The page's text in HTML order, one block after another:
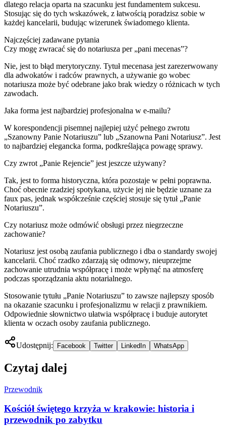
dlatego relacja oparta na szacunku jest fundamentem sukcesu.
Stosując się do tych wskazówek, z łatwością poradzisz sobie w
każdej kancelarii, budując wizerunek świadomego klienta.
Najczęściej zadawane pytania
Czy mogę zwracać się do notariusza per „pani mecenas”?
Nie, jest to błąd merytoryczny. Tytuł mecenasa jest zarezerwowany
dla adwokatów i radców prawnych, a używanie go wobec
notariusza może być odebrane jako brak wiedzy o różnicach w tych
zawodach.
Jaka forma jest najbardziej profesjonalna w e-mailu?
W korespondencji pisemnej najlepiej użyć pełnego zwrotu
„Szanowny Panie Notariuszu” lub „Szanowna Pani Notariusz”. Jest
to najbardziej elegancka forma, podkreślająca powagę sprawy.
Czy zwrot „Panie Rejencie” jest jeszcze używany?
Tak, jest to forma historyczna, która pozostaje w pełni poprawna.
Choć obecnie rzadziej spotykana, użycie jej nie będzie uznane za
faux pas, jednak współcześnie częściej stosuje się tytuł „Panie
Notariuszu”.
Czy notariusz może odmówić obsługi przez niegrzeczne
zachowanie?
Notariusz jest osobą zaufania publicznego i dba o standardy swojej
kancelarii. Choć rzadko zdarzają się odmowy, nieuprzejme
zachowanie utrudnia współpracę i może wpłynąć na atmosferę
podczas sporządzania aktu notarialnego.
Stosowanie tytułu „Panie Notariuszu” to zawsze najlepszy sposób
na okazanie szacunku i profesjonalizmu w relacji z prawnikiem.
Odpowiednie słownictwo ułatwia współpracę i buduje autorytet
klienta w oczach osoby zaufania publicznego.
Udostępnij: Facebook Twitter LinkedIn WhatsApp
Czytaj dalej
Przewodnik
Kościół świętego krzyża w krakowie: historia i
przewodnik po zabytku